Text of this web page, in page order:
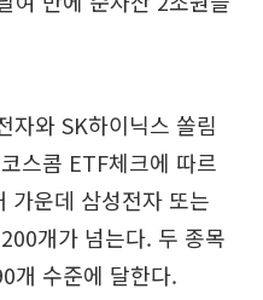
자와 SK하이닉스 쏠림
스콤 ETF체크에 따르
가운데 삼성전자 또는
개가 넘는다. 두 종목
개 수준에 달한다.